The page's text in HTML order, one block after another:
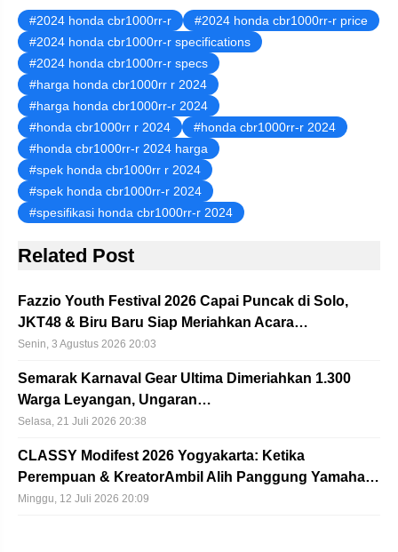
2024 honda cbr1000rr-r
2024 honda cbr1000rr-r price
2024 honda cbr1000rr-r specifications
2024 honda cbr1000rr-r specs
harga honda cbr1000rr r 2024
harga honda cbr1000rr-r 2024
honda cbr1000rr r 2024
honda cbr1000rr-r 2024
honda cbr1000rr-r 2024 harga
spek honda cbr1000rr r 2024
spek honda cbr1000rr-r 2024
spesifikasi honda cbr1000rr-r 2024
Related Post
Fazzio Youth Festival 2026 Capai Puncak di Solo,
JKT48 & Biru Baru Siap Meriahkan Acara…
Senin, 3 Agustus 2026 20:03
Semarak Karnaval Gear Ultima Dimeriahkan 1.300
Warga Leyangan, Ungaran…
Selasa, 21 Juli 2026 20:38
CLASSY Modifest 2026 Yogyakarta: Ketika
Perempuan & KreatorAmbil Alih Panggung Yamaha…
Minggu, 12 Juli 2026 20:09